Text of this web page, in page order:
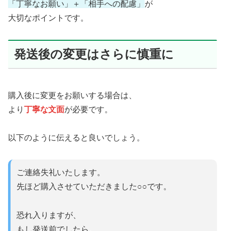
「丁寧なお願い」＋「相手への配慮」 が
大切なポイントです。
発送後の変更はさらに慎重に
購入後に変更をお願いする場合は、
より 丁寧な文面が必要です。
以下のように伝えると良いでしょう。
ご連絡失礼いたします。
先ほど購入させていただきました○○です。
恐れ入りますが、
もし発送前でしたら、